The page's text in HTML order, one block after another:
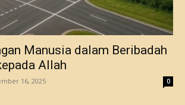
Manusia dalam Beribadah
Allah
16, 2025 0